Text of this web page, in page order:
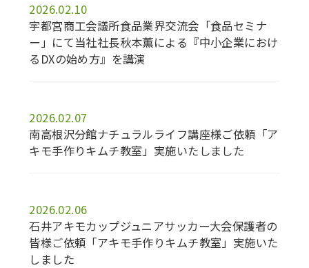
2026.02.10
宇都宮商工会議所食品業界交流会「食品セミナ
ー」にて当社社長秋本薫による『中小企業におけ
るDXの始め方』を講演
2026.02.07
南高根沢分館ナチュラルライフ講座様ご依頼「ア
キモ手作りキムチ教室」実施いたしました
2026.02.06
石井アキモカップジュニアサッカー大会保護者の
皆様ご依頼「アキモ手作りキムチ教室」実施いた
しました